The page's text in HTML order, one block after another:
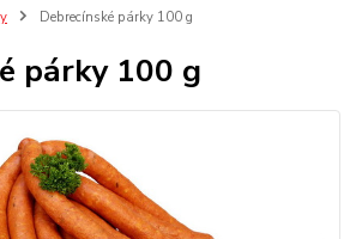
Debrecínské párky 100 g
párky 100 g